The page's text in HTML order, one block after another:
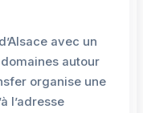
avec un
autour
organise une
l’adresse